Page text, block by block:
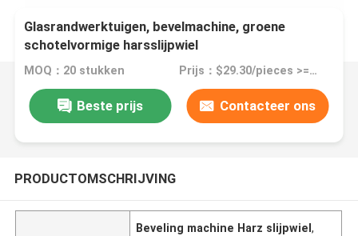
Glasrandwerktuigen, bevelmachine, groene
schotelvormige harsslijpwiel
MOQ：20 stukken Prijs：$29.30/pieces >=20 pieces
Beste prijs Contacteer ons
PRODUCTOMSCHRIJVING
Beveling machine Harz slijpwiel,